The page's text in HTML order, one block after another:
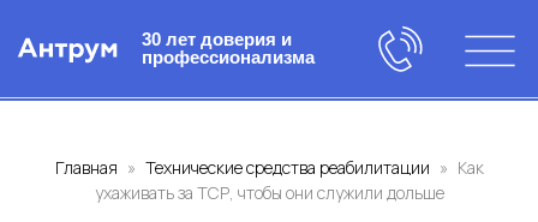
профессионализма
Главная Технические средства реабилитации
Как
ухаживать за ТСР, чтобы они служили дольше